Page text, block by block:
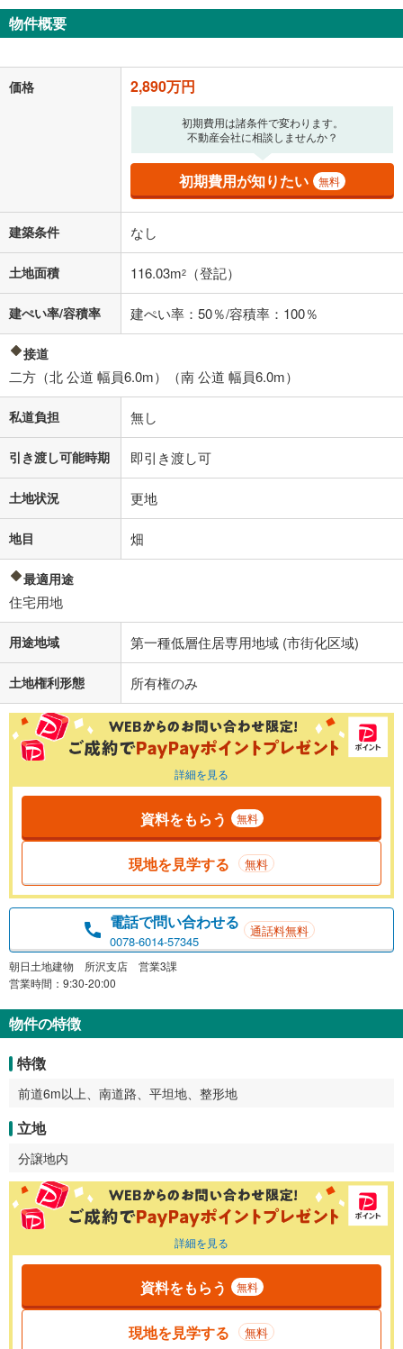
物件概要
価格 2,890万円
初期費用は諸条件で変わります。
不動産会社に相談しませんか？
初期費用が知りたい 無料
建築条件 なし
土地面積 116.03m2 （登記）
建ぺい率/容積率 建ぺい率：50％/容積率：100％
接道
二方（北 公道 幅員6.0m）（南 公道 幅員6.0m）
私道負担 無し
引き渡し可能時期 即引き渡し可
土地状況 更地
地目 畑
最適用途
住宅用地
用途地域 第一種低層住居専用地域 (市街化区域)
土地権利形態 所有権のみ
詳細を見る
資料をもらう 無料
現地を見学する 無料
電話で問い合わせる
0078-6014-57345
通話料無料
朝日土地建物 所沢支店 営業3課
営業時間：9:30-20:00
物件の特徴
特徴
前道6m以上、南道路、平坦地、整形地
立地
分譲地内
詳細を見る
資料をもらう 無料
現地を見学する 無料